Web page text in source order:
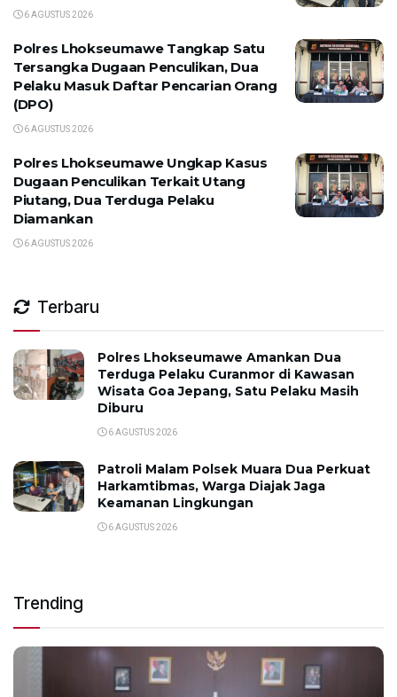
6 AGUSTUS 2026
Polres Lhokseumawe Tangkap Satu
Tersangka Dugaan Penculikan, Dua
Pelaku Masuk Daftar Pencarian Orang
(DPO)
6 AGUSTUS 2026
Polres Lhokseumawe Ungkap Kasus
Dugaan Penculikan Terkait Utang
Piutang, Dua Terduga Pelaku
Diamankan
6 AGUSTUS 2026
Terbaru
Polres Lhokseumawe Amankan Dua
Terduga Pelaku Curanmor di Kawasan
Wisata Goa Jepang, Satu Pelaku Masih
Diburu
6 AGUSTUS 2026
Patroli Malam Polsek Muara Dua Perkuat
Harkamtibmas, Warga Diajak Jaga
Keamanan Lingkungan
6 AGUSTUS 2026
Trending